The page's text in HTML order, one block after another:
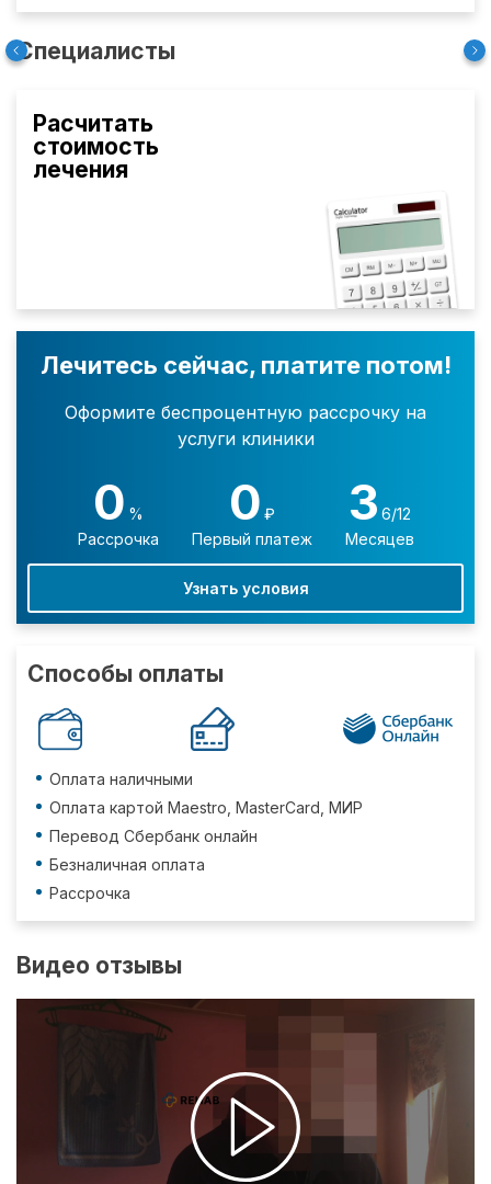
Специалисты
Расчитать
стоимость
лечения
Лечитесь сейчас, платите потом!
Оформите беспроцентную рассрочку на
услуги клиники
0 %
Рассрочка
0 ₽
Первый платеж
3 6/12
Месяцев
Узнать условия
Способы оплаты
Оплата наличными
Оплата картой Maestro, MasterCard, МИР
Перевод Сбербанк онлайн
Безналичная оплата
Рассрочка
Видео отзывы